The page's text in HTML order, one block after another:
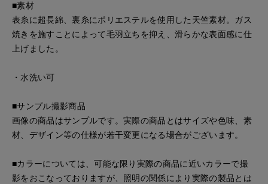
■素材
表糸に超長綿、裏糸にポリエステルを使用した天竺素材。ガス
焼きを施すことによって毛羽立ちを抑え、滑らかな表面感に仕
上げました。
・水洗い可
■サンプル撮影商品
画像の商品はサンプルです。実際の商品とはサイズや色味、素
材、デザイン等の仕様が若干変更になる場合がございます。
■カラーについては、可能な限り実際の商品に近いカラーで撮
影をおこなっておりますが、照明の関係により実際の製品とは